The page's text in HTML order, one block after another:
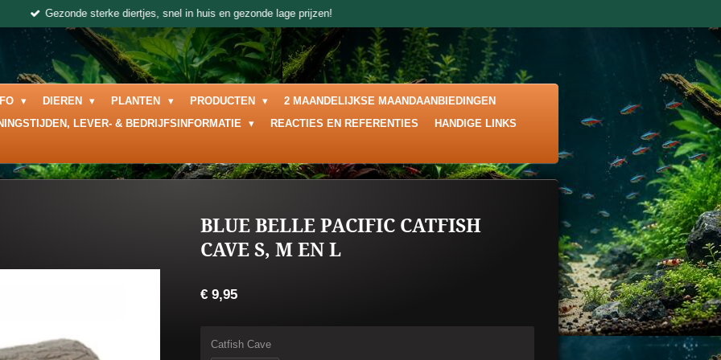
Gezonde sterke diertjes, snel in huis en gezonde lage prijzen!
DIEREN PLANTEN PRODUCTEN
2 MAANDELIJKSE MAANDAANBIEDINGEN
LEVER- & BEDRIJFSINFORMATIE REACTIES EN REFERENTIES HANDIGE LINKS
BLUE BELLE PACIFIC CATFISH
CAVE S, M EN L
€ 9,95
Catfish Cave